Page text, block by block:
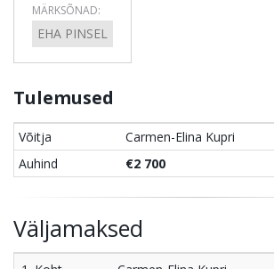
MÄRKSÕNAD:
EHA PINSEL
Tulemused
Võitja
Carmen-Elina Kupri
Auhind
€2 700
Väljamaksed